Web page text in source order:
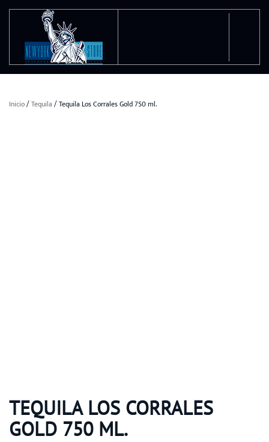
Ir al contenido principal
Inicio/Tequila / Tequila Los Corrales Gold 750 ml.
TEQUILA LOS CORRALES
GOLD 750 ML.